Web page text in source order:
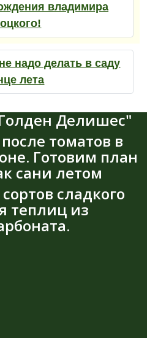
владимира
надо делать в саду
лета
Делишес"
томатов в
Готовим план
сани летом
сладкого
теплиц из